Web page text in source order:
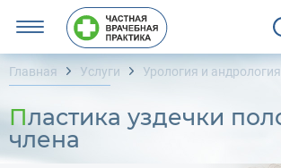
Главная Услуги Урология и андрология
Пластика уздечки полового
члена